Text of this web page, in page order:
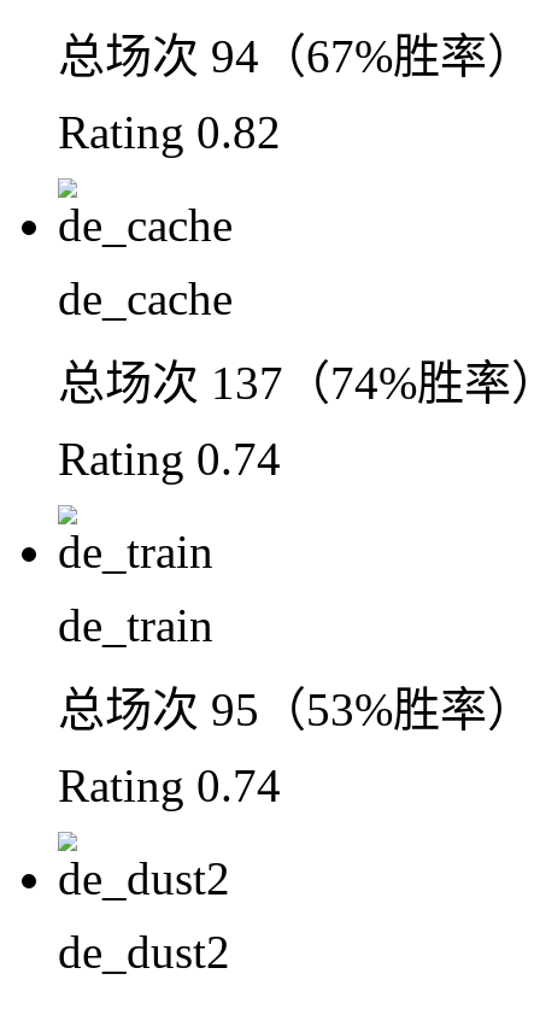
总场次 94（67%胜率）
Rating 0.82
de_cache
总场次 137（74%胜率
Rating 0.74
de_train
总场次 95（53%胜率）
Rating 0.74
de_dust2